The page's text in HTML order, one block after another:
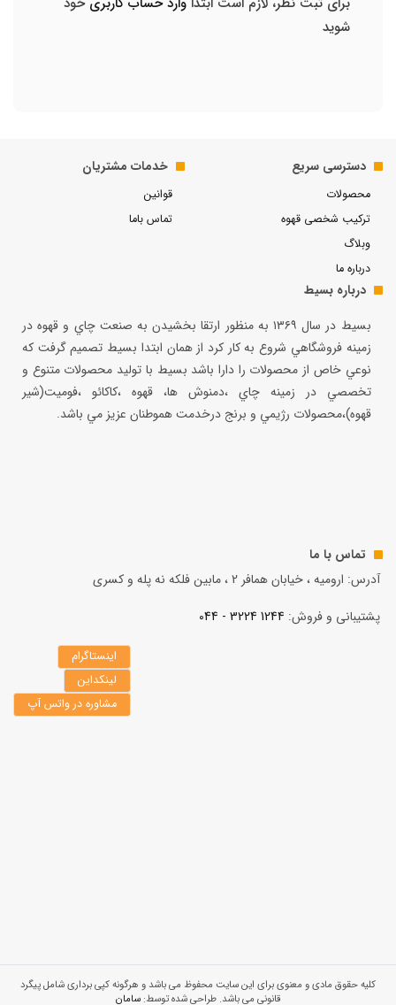
شوید
دسترسی سریع
محصولات
ترکیب شخصی قهوه
وبلاگ
درباره ما
خدمات مشتریان
قوانین
تماس باما
درباره بسیط
بسيط در سال ۱۳۶۹ به منظور ارتقا بخشيدن به صنعت چاي و قهوه در
زمينه فروشگاهي شروع به كار كرد از همان ابتدا بسيط تصميم گرفت كه
نوعي خاص از محصولات را دارا باشد بسيط با توليد محصولات متنوع و
تخصصي در زمينه چاي ،دمنوش ها، قهوه ،كاكائو ،فوميت(شير
قهوه)،محصولات رژيمي و برنج درخدمت هموطنان عزيز مي باشد.
تماس با ما
آدرس: ارومیه ، خیابان همافر 2 ، مابين فلكه نه پله و کسری
پشتیبانی و فروش: 1244 3224 - 044
اینستاگرام
لینکداین
مشاوره در واتس آپ
کلیه حقوق مادی و معنوی برای این سایت محفوظ می باشد و هرگونه کپی برداری شامل پیگرد
قانونی می باشد. طراحی شده توسط:سامان